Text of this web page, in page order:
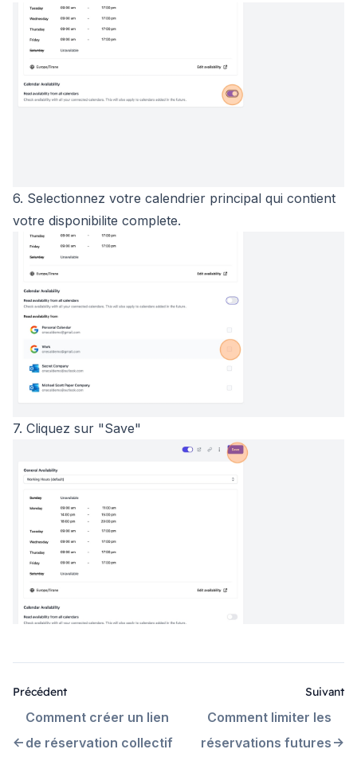
6. Selectionnez votre calendrier principal qui contient
votre disponibilite complete.
7. Cliquez sur "Save"
Précédent
Comment créer un lien
de réservation collectif
Suivant
Comment limiter les
réservations futures